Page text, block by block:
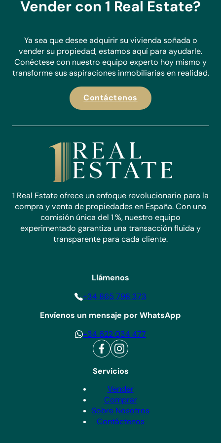
Haz una consulta hoy y descubre por qué destacamos
Vender con 1 Real Estate?
Ya sea que desee adquirir su vivienda soñada o
vender su propiedad, estamos aquí para ayudarle.
Conéctese con nuestro equipo experto hoy mismo y
transforme sus aspiraciones inmobiliarias en realidad.
Contáctenos
1 Real Estate ofrece un enfoque revolucionario para la
compra y venta de propiedades en España. Con una
comisión única del 1 %, nuestro equipo
experimentado garantiza una transacción fluida y
transparente para cada cliente.
Servicios
Vender
Comprar
Sobre Nosotros
Contáctenos
Llámenos
+34 865 798 373
Envíenos un mensaje por WhatsApp
+34 622 034 477